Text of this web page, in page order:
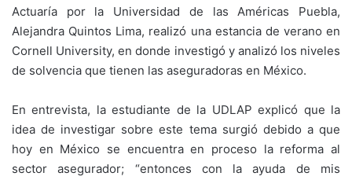
Actuaría por la Universidad de las Américas Puebla,
Alejandra Quintos Lima, realizó una estancia de verano en
Cornell University, en donde investigó y analizó los niveles
de solvencia que tienen las aseguradoras en México.
En entrevista, la estudiante de la UDLAP explicó que la
idea de investigar sobre este tema surgió debido a que
hoy en México se encuentra en proceso la reforma al
sector asegurador; “entonces con la ayuda de mis